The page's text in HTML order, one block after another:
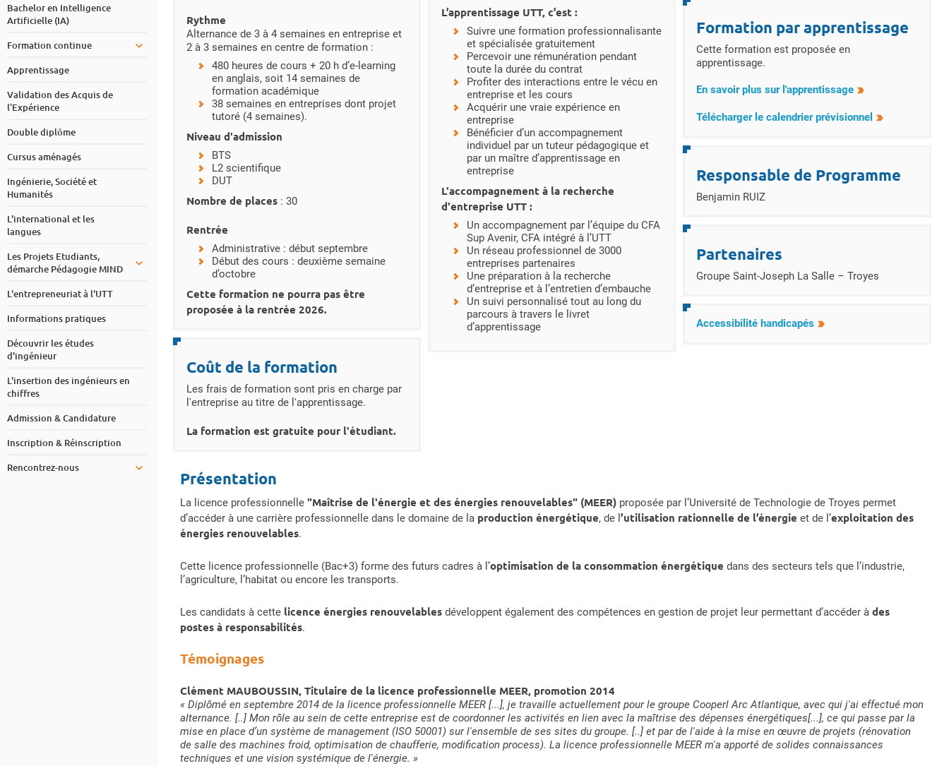
Bachelor en Intelligence
Artificielle (IA)
Formation continue
Apprentissage
Validation des Acquis de
l’Expérience
Double diplôme
Cursus aménagés
Ingénierie, Société et
Humanités
L'international et les
langues
Les Projets Etudiants,
démarche Pédagogie MIND
L'entrepreneuriat à l'UTT
Informations pratiques
Découvrir les études
d'ingénieur
L'insertion des ingénieurs en
chiffres
Admission & Candidature
Inscription & Réinscription
Rencontrez-nous
Rythme
Alternance de 3 à 4 semaines en entreprise et
2 à 3 semaines en centre de formation :
480 heures de cours + 20 h d’e-learning
en anglais, soit 14 semaines de
formation académique
38 semaines en entreprises dont projet
tutoré (4 semaines).
Niveau d'admission
BTS
L2 scientifique
DUT
Nombre de places : 30
Rentrée
Administrative : début septembre
Début des cours : deuxième semaine
d’octobre
Cette formation ne pourra pas être
proposée à la rentrée 2026.
Coût de la formation
Les frais de formation sont pris en charge par
l'entreprise au titre de l'apprentissage.
La formation est gratuite pour l'étudiant.
L’apprentissage UTT, c’est :
Suivre une formation professionnalisante
et spécialisée gratuitement
Percevoir une rémunération pendant
toute la durée du contrat
Pro­fiter des interactions entre le vécu en
entreprise et les cours
Acquérir une vraie expérience en
entreprise
Béné­ficier d’un accompagnement
individuel par un tuteur pédagogique et
par un maître d’apprentissage en
entreprise
L'accompagnement à la recherche
d'entreprise UTT :
Un accompagnement par l’équipe du CFA
Sup Avenir, CFA intégré à l’UTT
Un réseau professionnel de 3000
entreprises partenaires
Une préparation à la recherche
d’entreprise et à l’entretien d’embauche
Un suivi personnalisé tout au long du
parcours à travers le livret
d’apprentissage
Formation par apprentissage
Cette formation est proposée en
apprentissage.
En savoir plus sur l'apprentissage
Télécharger le calendrier prévisionnel
Responsable de Programme
Benjamin RUIZ
Partenaires
Groupe Saint-Joseph La Salle – Troyes
Accessibilité handicapés
Présentation
La licence professionnelle "Maîtrise de l'énergie et des énergies renouvelables" (MEER) proposée par l’Université de Technologie de Troyes permet
d’accéder à une carrière professionnelle dans le domaine de la production énergétique, de l ’utilisation rationnelle de l’énergie et de l’exploitation des
énergies renouvelables.
Cette licence professionnelle (Bac+3) forme des futurs cadres à l’optimisation de la consommation énergétique dans des secteurs tels que l’industrie,
l’agriculture, l’habitat ou encore les transports.
Les candidats à cette licence énergies renouvelables développent également des compétences en gestion de projet leur permettant d’accéder à des
postes à responsabilités.
Témoignages
Clément MAUBOUSSIN, Titulaire de la licence professionnelle MEER, promotion 2014
« Diplômé en septembre 2014 de la licence professionnelle MEER [...], je travaille actuellement pour le groupe Cooperl Arc Atlantique, avec qui j'ai effectué mon
alternance. [..] Mon rôle au sein de cette entreprise est de coordonner les activités en lien avec la maîtrise des dépenses énergétiques[...], ce qui passe par la
mise en place d’un système de management (ISO 50001) sur l'ensemble de ses sites du groupe. [..] et par de l'aide à la mise en œuvre de projets (rénovation
de salle des machines froid, optimisation de chaufferie, modification process). La licence professionnelle MEER m'a apporté de solides connaissances
techniques et une vision systémique de l'énergie. »